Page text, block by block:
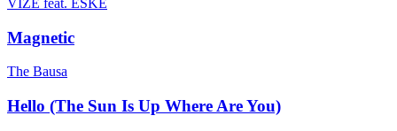
Magnetic
The Bausa
Hello (The Sun Is Up Where Are You)